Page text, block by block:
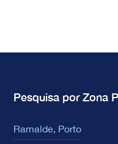
Pesquisa por Zona
Ramalde, Porto